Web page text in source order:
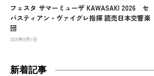
フェスタ サマーミューザ KAWASAKI 2026 セ
バスティアン・ヴァイグレ指揮 読売日本交響楽
団
2026年8月1日
新着記事